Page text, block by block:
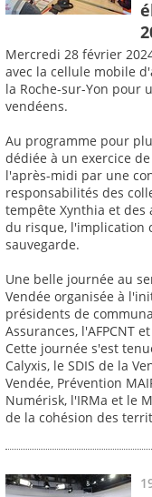
Mercredi 28 février
avec la cellule mobile
la Roche-sur-Yon pour
vendéens.
Au programme pour
dédiée à un exercice
l'après-midi par une
responsabilités des
tempête Xynthia et
du risque, l'implication
sauvegarde.
Une belle journée au
Vendée organisée à
présidents de
Assurances, l'AFPCNT
Cette journée s'est
Calyxis, le SDIS de la
Vendée, Prévention
Numérisk, l'IRMa et le
de la cohésion des